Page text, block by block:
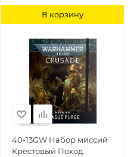
Manual 2022) Games
Workshop
В корзину
40-13GW Набор миссий
Крестовый Поход